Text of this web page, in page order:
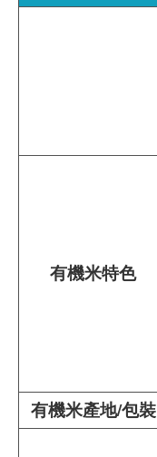
有機米特色
有機米產地/包裝